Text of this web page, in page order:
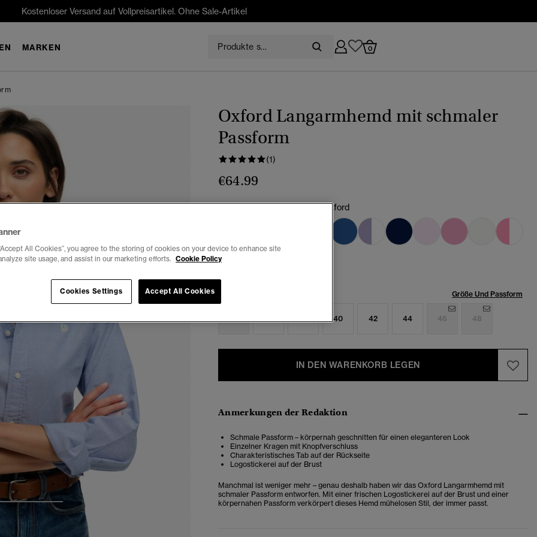
Kostenloser Versand auf Vollpreisartikel. Ohne Sale-Artikel
MARKEN 0
4 5
Oxford Langarmhemd mit schmaler
Passform
(1)
€64.99
Farbe:azurblau chambray oxford
Größe Und Passform
40 42 44 46 48
IN DEN WARENKORB LEGEN
Anmerkungen der Redaktion
Schmale Passform – körpernah geschnitten für einen eleganteren Look
Einzelner Kragen mit Knopfverschluss
Charakteristisches Tab auf der Rückseite
Logostickerei auf der Brust
Manchmal ist weniger mehr – genau deshalb haben wir das Oxford Langarmhemd mit
schmaler Passform entworfen. Mit einer frischen Logostickerei auf der Brust und einer
körpernahen Passform verkörpert dieses Hemd mühelosen Stil, der immer passt.
All Cookies”, you agree to the storing of cookies on your device to enhance site
site usage, and assist in our marketing efforts. Cookie Policy
Accept All Cookies
Cookies Settings